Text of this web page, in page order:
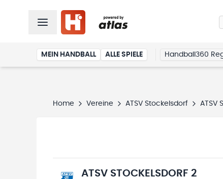
MEIN HANDBALL ALLE SPIELE Handball360
Home Vereine ATSV Stockelsdorf ATSV
ATSV STOCKELSDORF 2